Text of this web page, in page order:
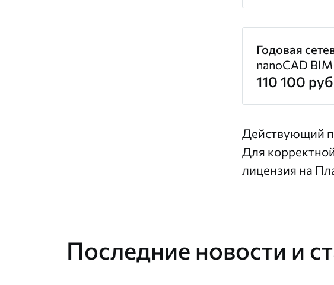
Годовая
nanoCAD
110 100
Действующий
Для
лицензия на
Последние новости и